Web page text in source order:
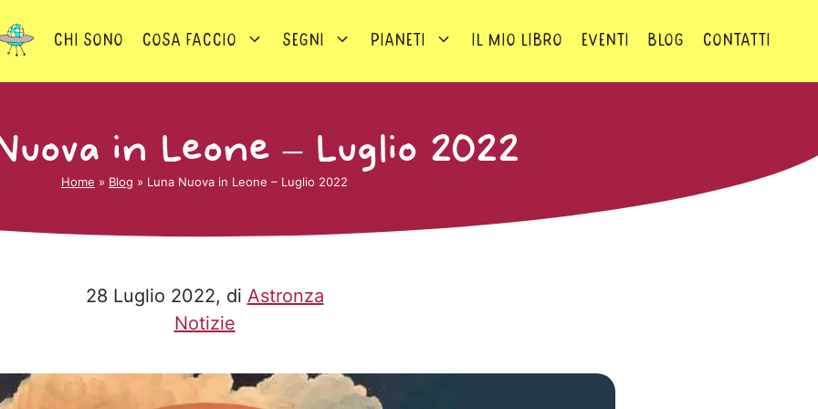
Chi sono Cosa faccio Segni Pianeti Il mio Libro Eventi Blog Contatti
in Leone – Luglio 2022
Home » Blog » Luna Nuova in Leone – Luglio 2022
28 Luglio 2022, di Astronza
Notizie